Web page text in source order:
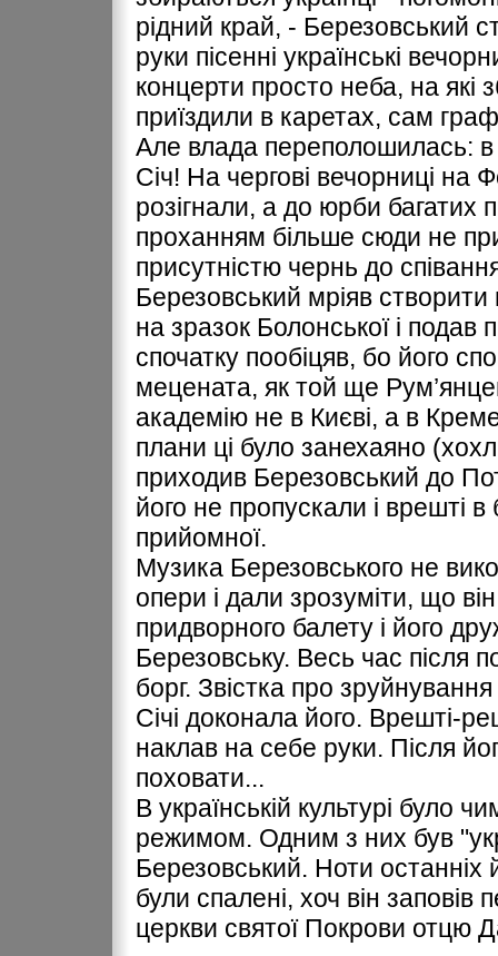
рідний край, - Березовський
руки пісенні українські
концерти просто неба, на які
приїздили в каретах, сам
Але влада переполошилась: в
Січ! На чергові вечорниці на
розігнали, а до юрби багатих
проханням більше сюди не
присутністю чернь до
Березовський мріяв створити
на зразок Болонської і
спочатку пообіцяв, бо його
мецената, як той ще
академію не в Києві, а в
плани ці було занехаяно
приходив Березовський до
його не пропускали і врешті
прийомної.
Музика Березовського не
опери і дали зрозуміти, що
придворного балету і його
Березовську. Весь час після
борг. Звістка про
Січі доконала його. Врешті-
наклав на себе руки. Після
поховати...
В українській культурі було
режимом. Одним з них був
Березовський. Ноти останніх
були спалені, хоч він
церкви святої Покрови отцю